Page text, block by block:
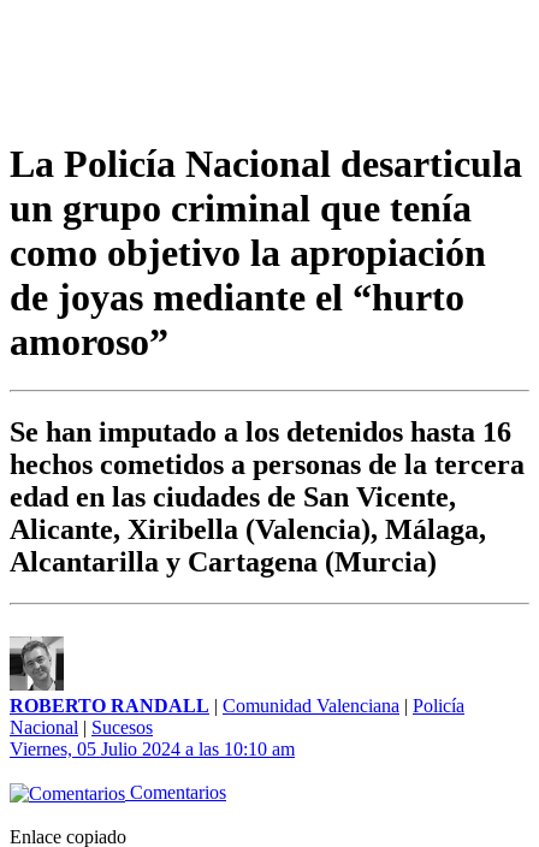
La Policía Nacional desarticula
un grupo criminal que tenía
como objetivo la apropiación
de joyas mediante el “hurto
amoroso”
Se han imputado a los detenidos hasta 16
hechos cometidos a personas de la tercera
edad en las ciudades de San Vicente,
Alicante, Xiribella (Valencia), Málaga,
Alcantarilla y Cartagena (Murcia)
ROBERTO RANDALL | Comunidad Valenciana | Policía
Nacional | Sucesos
Viernes, 05 Julio 2024 a las 10:10 am
Comentarios
Enlace copiado